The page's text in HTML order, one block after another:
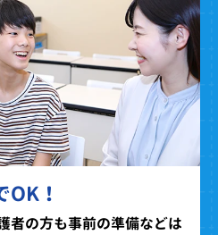
OK！
者の方も事前の準備などは